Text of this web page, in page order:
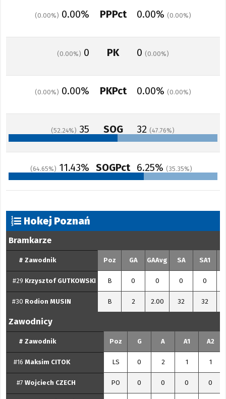
0.00 0.00% PPPct 0.00% 0.00
0.00 0 PK 0 0.00
0.00 0.00% PKPct 0.00% 0.00
52.24 35 SOG 32 47.76
64.65 11.43% SOGPct 6.25% 35.35
Hokej Poznań
Bramkarze
# Zawodnik Poz GA GAAvg SA SA1
#29 Krzysztof GUTKOWSKI B 0 0 0 0
#30 Rodion MUSIN B 2 2.00 32 32
Zawodnicy
# Zawodnik Poz G A A1 A2
#16 Maksim CITOK LS 0 2 1 1
#7 Wojciech CZECH PO 0 0 0 0